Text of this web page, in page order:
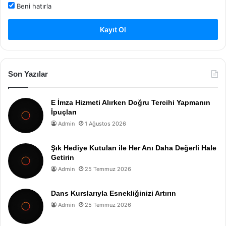
Beni hatırla
Kayıt Ol
Son Yazılar
E İmza Hizmeti Alırken Doğru Tercihi Yapmanın
İpuçları
Admin 1 Ağustos 2026
Şık Hediye Kutuları ile Her Anı Daha Değerli Hale
Getirin
Admin 25 Temmuz 2026
Dans Kurslarıyla Esnekliğinizi Artırın
Admin 25 Temmuz 2026